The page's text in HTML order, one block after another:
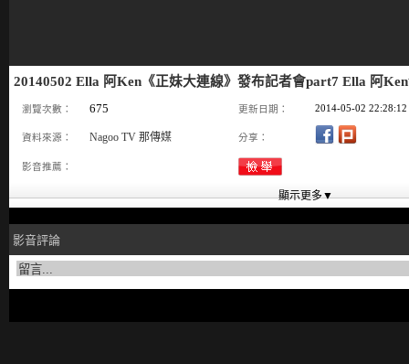
20140502 Ella 阿Ken《正妹大連線》發布記者會part7 Ella 阿
瀏覽次數： 675 更新日期： 2014-05-02 22:28:12
資料來源： Nagoo TV 那傳媒 分享：
影音推薦：
影音評論